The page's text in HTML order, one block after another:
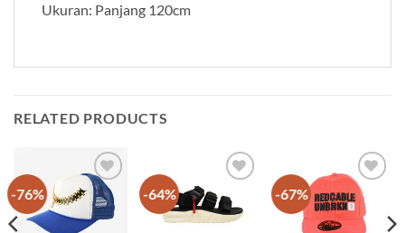
Ukuran: Panjang 120cm
RELATED PRODUCTS
-76%
Add to
wishlist
-64%
Add to
wishlist
-67%
Add to
wishlist